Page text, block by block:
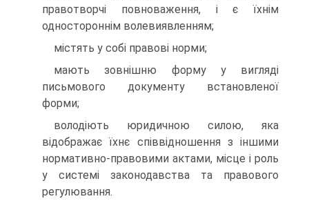
правотворчі повноваження, і є їхнім
одностороннім волевиявленням;
містять у собі правові норми;
мають зовнішню форму у вигляді
письмового документу встановленої
форми;
володіють юридичною силою, яка
відображає їхнє співвідношення з іншими
нормативно-правовими актами, місце і роль
у системі законодавства та правового
регулювання.